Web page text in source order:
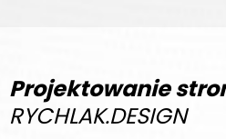
Projektowanie
RYCHLAK.DESIGN